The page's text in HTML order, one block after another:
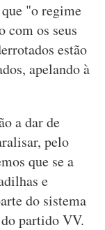
"o regime
com os seus
estão
apelando à
a dar de
pelo
que se a
e
do sistema
partido VV.